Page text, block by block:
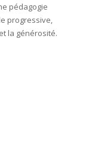
pédagogie
progressive,
la générosité.